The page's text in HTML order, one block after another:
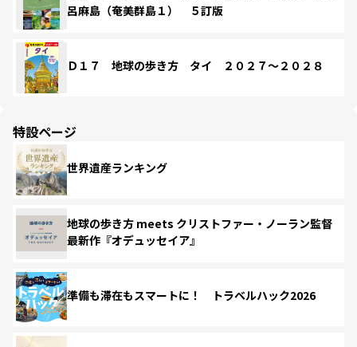
呂麻島（奄美群島１） ５訂版
Ｄ１７ 地球の歩き方 タイ ２０２７～２０２８
特設ページ
世界遺産ランキング
地球の歩き方 meets クリストファー・ノーラン監督
最新作『オデュッセイア』
準備も滞在もスマートに！ トラベルハック2026